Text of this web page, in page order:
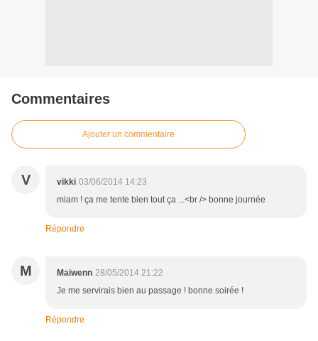
Commentaires
Ajouter un commentaire
V vikki 03/06/2014 14:23
miam ! ça me tente bien tout ça ...<br /> bonne journée
Répondre
M Maiwenn 28/05/2014 21:22
Je me servirais bien au passage ! bonne soirée !
Répondre